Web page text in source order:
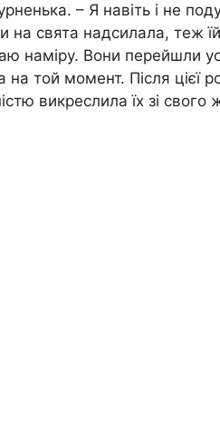
– Я навіть і не
на свята надсилала, теж
наміру. Вони перейшли
той момент. Після цієї
викреслила їх зі свого